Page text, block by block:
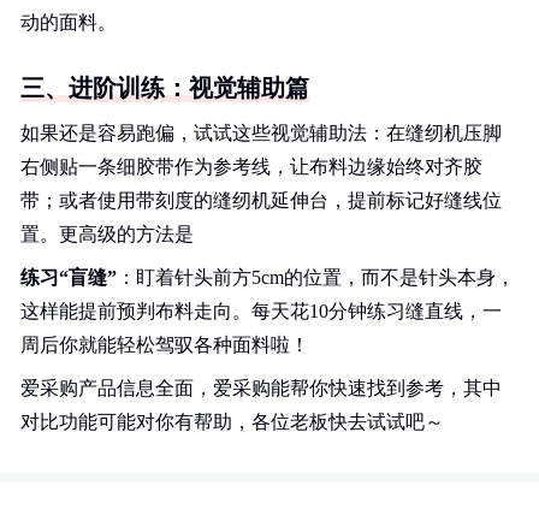
动的面料。
三、进阶训练：视觉辅助篇
如果还是容易跑偏，试试这些视觉辅助法：在缝纫机压脚
右侧贴一条细胶带作为参考线，让布料边缘始终对齐胶
带；或者使用带刻度的缝纫机延伸台，提前标记好缝线位
置。更高级的方法是
练习“盲缝” ：盯着针头前方5cm的位置，而不是针头本身，
这样能提前预判布料走向。每天花10分钟练习缝直线，一
周后你就能轻松驾驭各种面料啦！
爱采购产品信息全面，爱采购能帮你快速找到参考，其中
对比功能可能对你有帮助，各位老板快去试试吧～